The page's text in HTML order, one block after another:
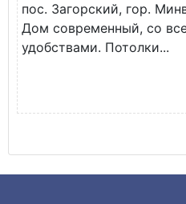
пос. Загорский, гор.
Дом современный, со
удобствами. Потолки...